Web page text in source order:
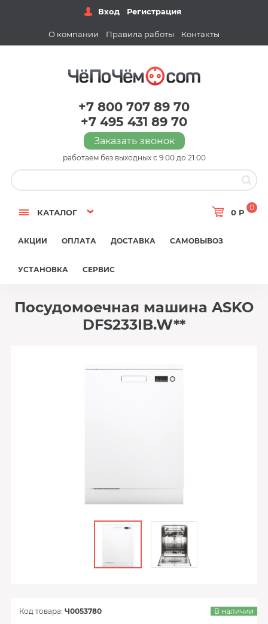
Вход Регистрация
О компании Правила работы Контакты
+7 800 707 89 70
+7 495 431 89 70
Заказать звонок
работаем без выходных с 9:00 до 21:00
КАТАЛОГ 0 Р
0
АКЦИИ ОПЛАТА ДОСТАВКА САМОВЫВОЗ
УСТАНОВКА СЕРВИС
Посудомоечная машина ASKO
DFS233IB.W**
Код товара: Ч0053780 В наличии